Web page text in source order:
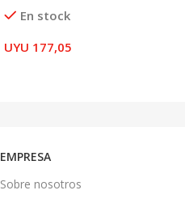
En stock
UYU 177,05
EMPRESA
Sobre nosotros